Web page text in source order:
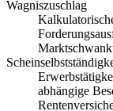
Wagniszuschlag
abhängige